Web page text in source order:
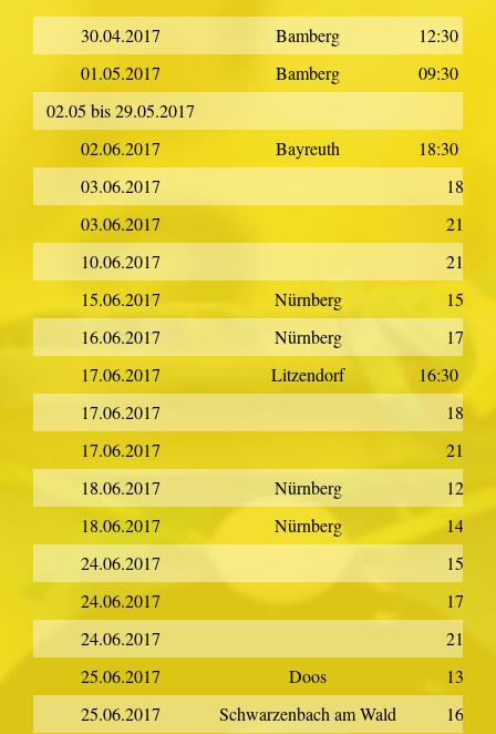
30.04.2017 Bamberg
12:30 -
01.05.2017
Bamberg
09:30 -
02.05 bis 29.05.2017
02.06.2017
Bayreuth
18:30 -
03.06.2017
18:00
03.06.2017
21:00
10.06.2017
21:00
15.06.2017
Nürnberg
15:00
16.06.2017
Nürnberg
17:00
17.06.2017
Litzendorf
16:30 -
17.06.2017
18:00
17.06.2017
21:00
18.06.2017
Nürnberg
12:00
18.06.2017
Nürnberg
14:30
24.06.2017
15:00
24.06.2017
17:00
24.06.2017
21:00
25.06.2017
Doos
13:30
25.06.2017
Schwarzenbach am Wald
16:00